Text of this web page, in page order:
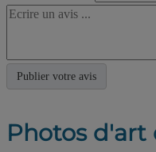
Photos